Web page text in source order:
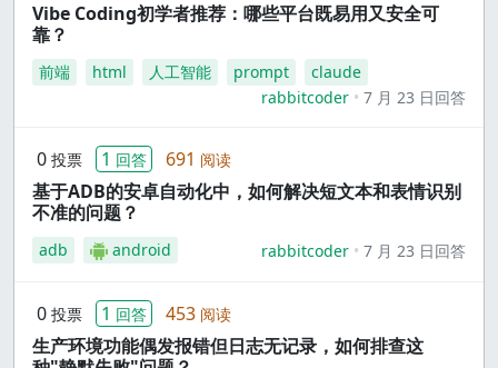
Vibe Coding初学者推荐：哪些平台既易用又安全可
靠？
前端 html 人工智能 prompt
claude
rabbitcoder
7 月 23 日回答
0 投票 1 回答 691 阅读
基于ADB的安卓自动化中，如何解决短文本和表情识别
不准的问题？
adb android rabbitcoder 7 月 23 日回答
0 投票 1 回答 453 阅读
生产环境功能偶发报错但日志无记录，如何排查这